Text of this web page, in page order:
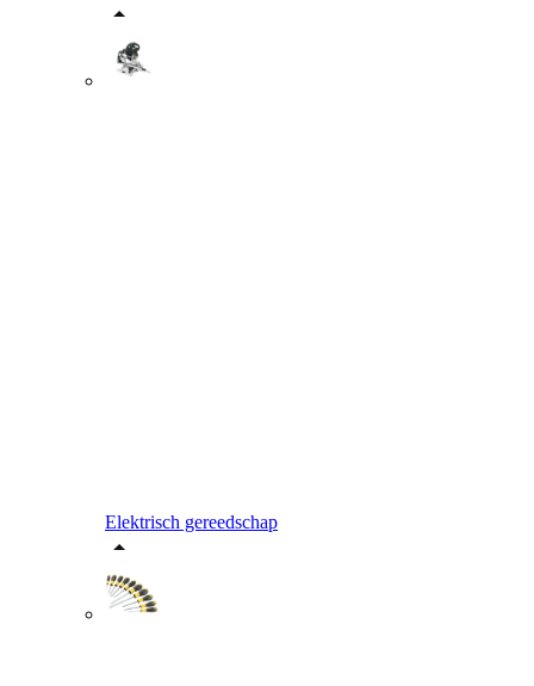
Elektrisch gereedschap